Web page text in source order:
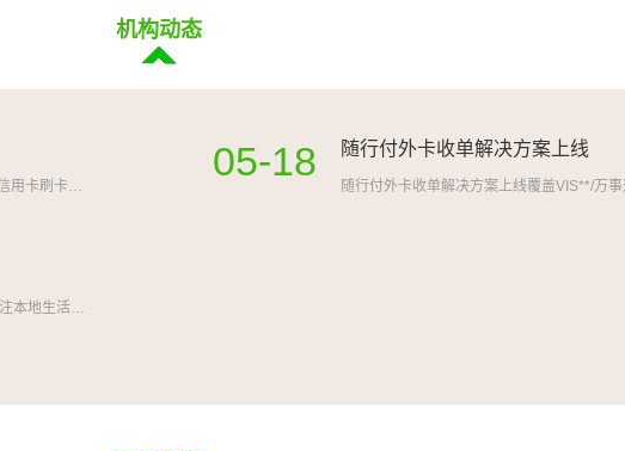
机构动态
随行付正规持牌 POS 机，央行一清通道，资金**无忧！支持信用卡刷卡、闪付、微信支付宝扫码收款，4G 联网交易稳定。
05-18 随行付外卡收单解决方案上线
深圳尤品软件有限公司，2025 年成立于深圳龙华，是一家专注本地生活互联网平台开发与运营的软件企业。公司核心